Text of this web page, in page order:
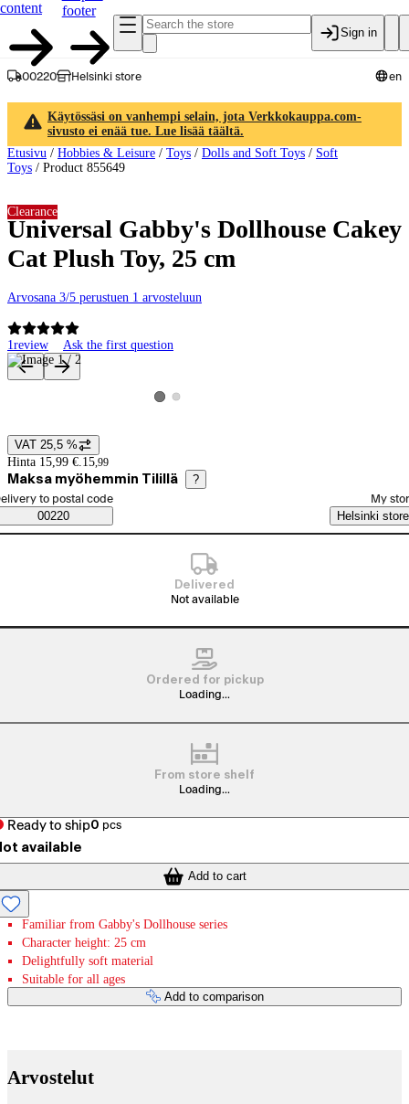
content
footer
Sign in
00220 Helsinki store en
Käytössäsi on vanhempi selain, jota Verkkokauppa.com-
sivusto ei enää tue. Lue lisää täältä.
Etusivu / Hobbies & Leisure / Toys / Dolls and Soft Toys / Soft
Toys / Product 855649
Universal Gabby's Dollhouse Cakey
Cat Plush Toy, 25 cm
Arvosana 3/5 perustuen 1 arvosteluun
1review Ask the first question
Clearance
Product images and videos
View product image 1
View product image 2
Price details
VAT 25,5 %
Hinta 15,99 €. 15,99
Maksa myöhemmin Tilillä ?
Saatavuustiedot
order method
to postal code
00220
My
Helsinki store
Delivered
Not available
Ordered for pickup
Loading...
From store shelf
Loading...
Ready to ship0 pcs
available
Add to cart
Familiar from Gabby's Dollhouse series
Character height: 25 cm
Delightfully soft material
Suitable for all ages
Add to comparison
Arvostelut